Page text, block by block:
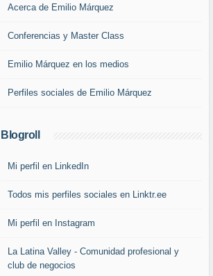
Acerca de Emilio Márquez
Conferencias y Master Class
Emilio Márquez en los medios
Perfiles sociales de Emilio Márquez
Blogroll
Mi perfil en LinkedIn
Todos mis perfiles sociales en Linktr.ee
Mi perfil en Instagram
La Latina Valley - Comunidad profesional y
club de negocios